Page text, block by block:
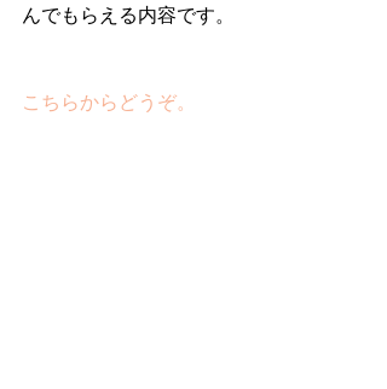
んでもらえる内容です。
こちらからどうぞ。